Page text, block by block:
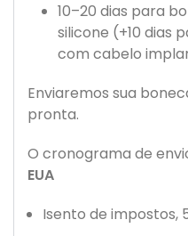
10–20 dias para
silicone (+10 dias
com cabelo
Enviaremos sua
pronta.
O cronograma de
EUA
Isento de impostos,